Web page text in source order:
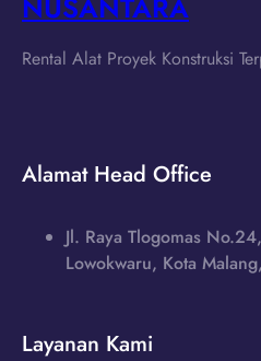
Rental Alat Proyek Konstruksi
Alamat Head Office
Jl. Raya Tlogomas
Lowokwaru, Kota
Layanan Kami